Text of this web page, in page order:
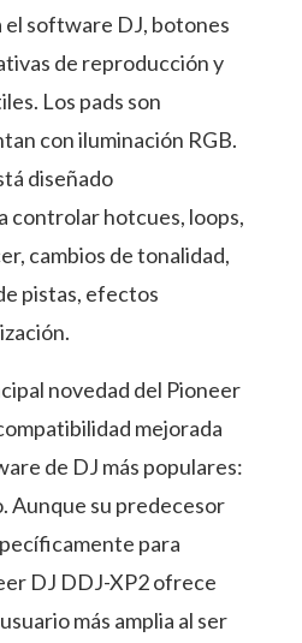
el software DJ, botones
de reproducción y
Los pads son
con iluminación RGB.
diseñado
controlar hotcues, loops,
cambios de tonalidad,
pistas, efectos
novedad del Pioneer
mejorada
de DJ más populares:
Aunque su predecesor
para
DJ DDJ-XP2 ofrece
más amplia al ser